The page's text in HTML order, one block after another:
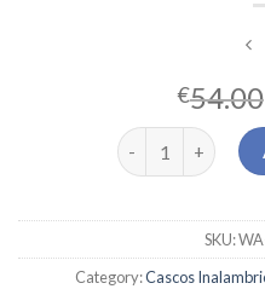
€54.00
cascos
SKU:
Category:Cascos